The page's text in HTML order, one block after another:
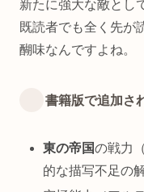
新たに強大な敵とし
既読者でも全く先が
醐味なんですよね。
書籍版で追加さ
東の帝国の戦力
的な描写不足の